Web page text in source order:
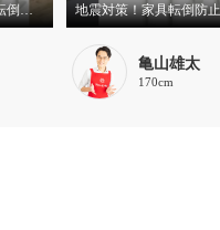
もったいない！家具転倒防止ポールNG付け方編！
亀山雄太
170cm